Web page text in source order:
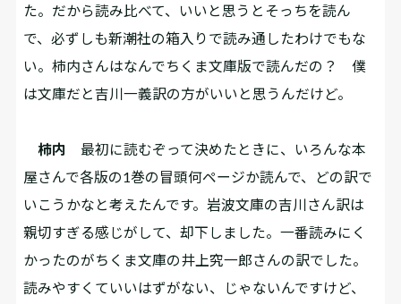
た。だから読み比べて、いいと思うとそっちを読ん
で、必ずしも新潮社の箱入りで読み通したわけでもな
い。柿内さんはなんでちくま文庫版で読んだの？ 僕
は文庫だと吉川一義訳の方がいいと思うんだけど。
柿内
最初に読むぞって決めたときに、いろんな本
屋さんで各版の1巻の冒頭何ページか読んで、どの訳で
いこうかなと考えたんです。岩波文庫の吉川さん訳は
親切すぎる感じがして、却下しました。一番読みにく
かったのがちくま文庫の井上究一郎さんの訳でした。
読みやすくていいはずがない、じゃないんですけど、